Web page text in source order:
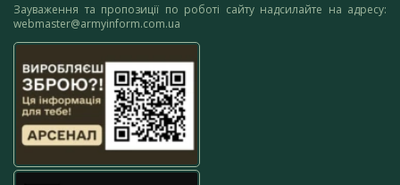
Зауваження та пропозиції по роботі сайту надсилайте на адресу:
webmaster@armyinform.com.ua